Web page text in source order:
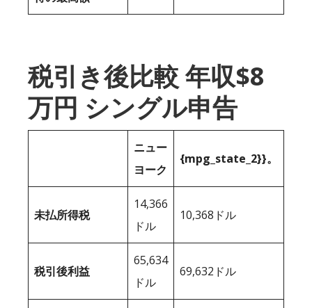
税引き後比較 年収$8
万円 シングル申告
ニュー
ヨーク
{mpg_state_2}}。
未払所得税
14,366
ドル
10,368ドル
税引後利益
65,634
ドル
69,632ドル